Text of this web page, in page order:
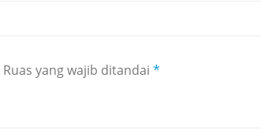
Ruas yang wajib ditandai *